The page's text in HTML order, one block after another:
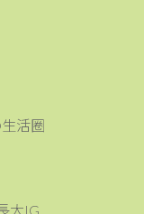
活圈
大IG